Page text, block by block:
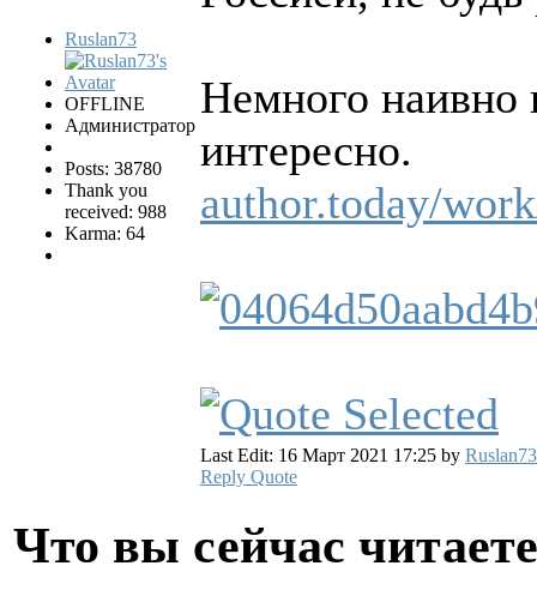
Ruslan73
OFFLINE
Администратор
Posts: 38780
Thank you
received: 988
Karma: 64
Немного наивно
интересно.
author.today/
Last Edit: 16 Март 2021 17:25 by Ruslan73
Reply Quote
Что вы сейчас